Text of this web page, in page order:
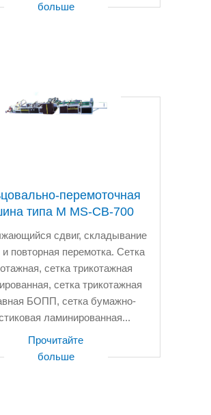
больше
перемоточная
типа M MS-CB-700
сдвиг, складывание
повторная перемотка. Сетка
сетка трикотажная
сетка трикотажная
БОПП, сетка бумажно-
ламинированная...
Прочитайте
больше